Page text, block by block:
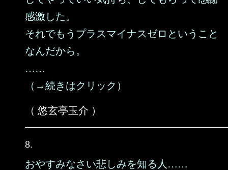
感激した。
それでもうプラスマイナスゼロということ
なんだから。
……
（→続きはクリック）
（ 悠玄亭玉介 ）
8.
おやすみなさい悲しみを知る人……